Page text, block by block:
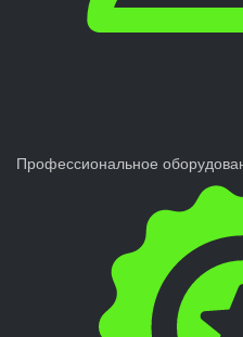
Профессиональное